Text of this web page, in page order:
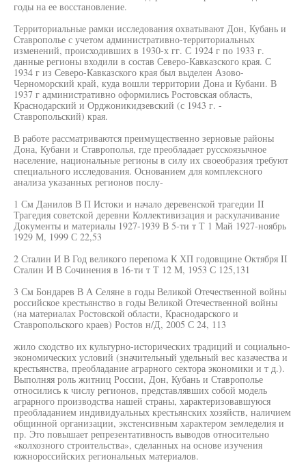
годы на ее восстановление.
Территориальные рамки исследования охватывают Дон, Кубань и
Ставрополье с учетом административно-территориальных
изменений, происходивших в 1930-х гг. С 1924 г по 1933 г.
данные регионы входили в состав Северо-Кавказского края. С
1934 г из Северо-Кавказского края был выделен Азово-
Черноморский край, куда вошли территории Дона и Кубани. В
1937 г административно оформились Ростовская область,
Краснодарский и Орджоникидзевский (с 1943 г. -
Ставропольский) края.
В работе рассматриваются преимущественно зерновые районы
Дона, Кубани и Ставрополья, где преобладает русскоязычное
население, национальные регионы в силу их своеобразия требуют
специального исследования. Основанием для комплексного
анализа указанных регионов послу-
1 См Данилов В П Истоки и начало деревенской трагедии II
Трагедия советской деревни Коллективизация и раскулачивание
Документы и материалы 1927-1939 В 5-ти т Т 1 Май 1927-ноябрь
1929 М, 1999 С 22,53
2 Сталин И В Год великого перепома К ХП годовщине Октября II
Сталин И В Сочинения в 16-ти т Т 12 М, 1953 С 125,131
3 См Бондарев В А Селяне в годы Великой Отечественной войны
российское крестьянство в годы Великой Отечественной войны
(на материалах Ростовской области, Краснодарского и
Ставропольского краев) Ростов н/Д, 2005 С 24, 113
жило сходство их культурно-исторических традиций и социально-
экономических условий (значительный удельный вес казачества и
крестьянства, преобладание аграрного сектора экономики и т д.).
Выполняя роль житниц России, Дон, Кубань и Ставрополье
относились к числу регионов, представлявших собой модель
аграрного производства нашей страны, характеризовавшуюся
преобладанием индивидуальных крестьянских хозяйств, наличием
общинной организации, экстенсивным характером земледелия и
пр. Это повышает репрезентативность выводов относительно
«колхозного строительства», сделанных на основе изучения
южнороссийских региональных материалов.